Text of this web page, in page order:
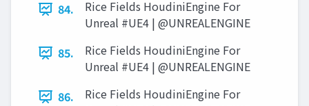
84.
Rice Fields HoudiniEngine For
Unreal #UE4 | @UNREALENGINE
85.
Rice Fields HoudiniEngine For
Unreal #UE4 | @UNREALENGINE
86.
Rice Fields HoudiniEngine For